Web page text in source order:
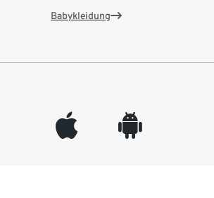
Babykleidung
appleinc android